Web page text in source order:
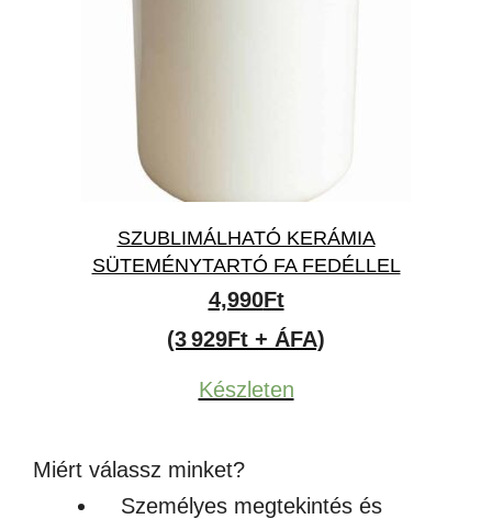
SZUBLIMÁLHATÓ KERÁMIA
SÜTEMÉNYTARTÓ FA FEDÉLLEL
4,990Ft
(3 929Ft + ÁFA)
Készleten
Miért válassz minket?
Személyes megtekintés és